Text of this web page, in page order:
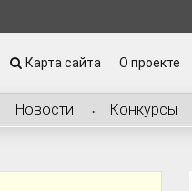
Карта сайта О проекте
Новости Конкурсы